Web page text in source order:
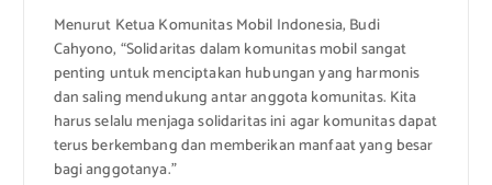
Menurut Ketua Komunitas Mobil Indonesia, Budi
Cahyono, “Solidaritas dalam komunitas mobil sangat
penting untuk menciptakan hubungan yang harmonis
dan saling mendukung antar anggota komunitas. Kita
harus selalu menjaga solidaritas ini agar komunitas dapat
terus berkembang dan memberikan manfaat yang besar
bagi anggotanya.”